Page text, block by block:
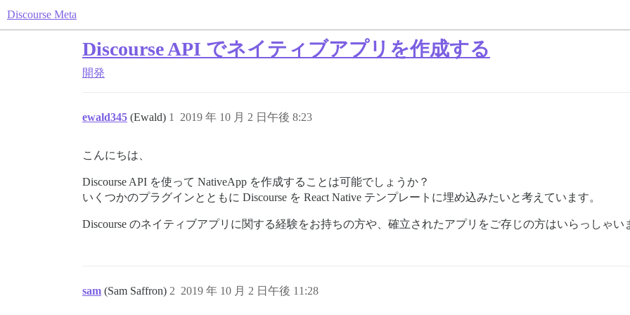
Discourse Meta
Discourse API でネイティブアプリを作成する
開発
ewald345 (Ewald) 2019 年 10 月 2 日午後 8:23
1
こんにちは、
Discourse API を使って NativeApp を作成することは可能でしょうか？
いくつかのプラグインとともに Discourse を React Native テンプレートに埋め込みたいと考えています。
Discourse のネイティブアプリに関する経験をお持ちの方や、確立されたアプリをご存じの方はいらっしゃい
sam (Sam Saffron) 2019 年 10 月 2 日午後 11:28
2